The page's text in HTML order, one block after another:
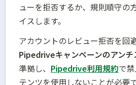
ューを拒否するか、規則順守の
イスします。
アカウントのレビュー拒否を回
Pipedriveキャンペーンのアンチ
準拠し、 Pipedrive利用規約で
テンツを使用しないことが必要で